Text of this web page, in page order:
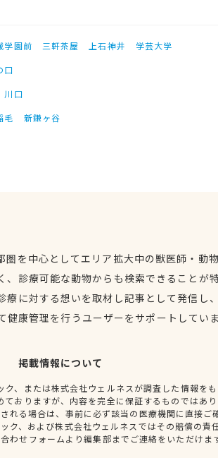
学園前 三軒茶屋 上石神井
学芸大学
口
川口
毛 新鎌ヶ谷
圏を中心としてエリア拡大中の獣医師・動
、診療可能な動物からも検索できることが
療に対する想いを取材し記事として発信し
健康管理を行うユーザーをサポートしてい
掲載情報について
、または株式会社ウェルネスが調査した情報を
ておりますが、内容を完全に保証するものではあ
れる場合は、事前に必ず該当の医療機関に直接ご
ク、および株式会社ウェルネスではその賠償の責
わせフォームより編集部までご連絡をいただけま